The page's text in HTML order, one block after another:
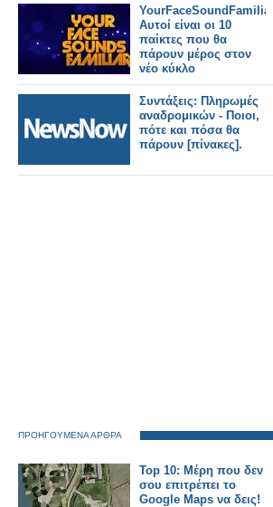
YourFaceSoundFamiliar:
Αυτοί είναι οι 10
παίκτες που θα
πάρουν μέρος στον
νέο κύκλο
Συντάξεις: Πληρωμές
αναδρομικών - Ποιοι,
πότε και πόσα θα
πάρουν [πίνακες].
ΠΡΟΗΓΟΥΜΕΝΑ ΑΡΘΡΑ
Top 10: Μέρη που δεν
σου επιτρέπει το
Google Maps να δεις!